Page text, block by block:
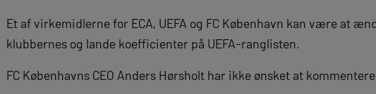
Et af virkemidlerne for ECA, UEFA og FC København kan være at
klubbernes og lande koefficienter på UEFA-ranglisten.
FC Københavns CEO Anders Hørsholt har ikke ønsket at